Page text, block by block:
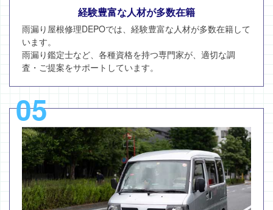
経験豊富な人材が多数在籍
雨漏り屋根修理DEPOでは、経験豊富な人材が多数在籍して
います。
雨漏り鑑定士など、各種資格を持つ専門家が、適切な調
査・ご提案をサポートしています。
05